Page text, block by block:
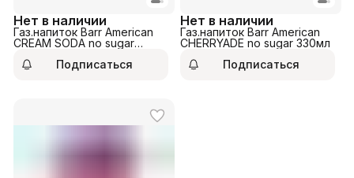
Нет в наличии
Газ.напиток Barr American
CREAM SODA no sugar
Подписаться
Нет в наличии
Газ.напиток Barr American
CHERRYADE no sugar 330мл
Подписаться